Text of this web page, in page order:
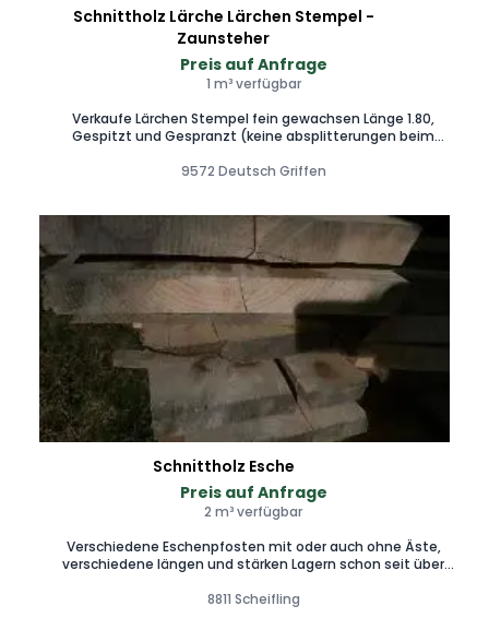
Schnittholz Lärche Lärchen Stempel -
Zaunsteher
Preis auf Anfrage
1 m³ verfügbar
Verkaufe Lärchen Stempel fein gewachsen Länge 1.80,
Gespitzt und Gespranzt (keine absplitterungen beim
geviertelt (Stück 3.40€)
9572 Deutsch Griffen
Schnittholz Esche
Preis auf Anfrage
2 m³ verfügbar
Verschiedene Eschenpfosten mit oder auch ohne Äste,
verschiedene längen und stärken Lagern schon seit über
8811 Scheifling